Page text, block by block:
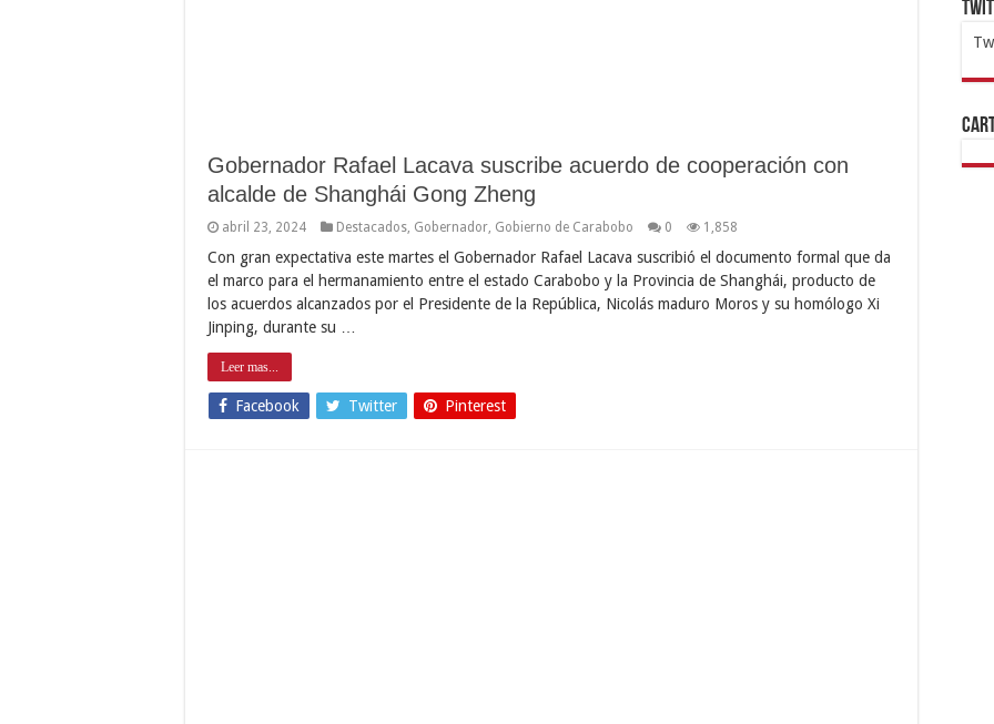
Gobernador Rafael Lacava suscribe acuerdo de cooperación con
alcalde de Shanghái Gong Zheng
abril 23, 2024 Destacados Gobernador Gobierno de Carabobo 0 1,858
Con gran expectativa este martes el Gobernador Rafael Lacava suscribió el documento formal que da
el marco para el hermanamiento entre el estado Carabobo y la Provincia de Shanghái, producto de
los acuerdos alcanzados por el Presidente de la República, Nicolás maduro Moros y su homólogo Xi
Jinping, durante su …
Leer mas...
Facebook Twitter Pinterest